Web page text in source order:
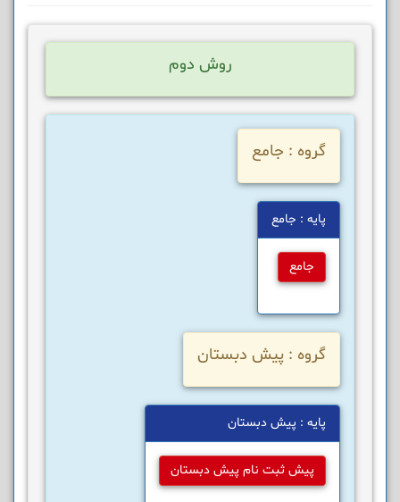
روش دوم
گروه : جامع
پایه : جامع
جامع
گروه : پیش دبستان
پایه : پیش دبستان
پیش ثبت نام پیش دبستان